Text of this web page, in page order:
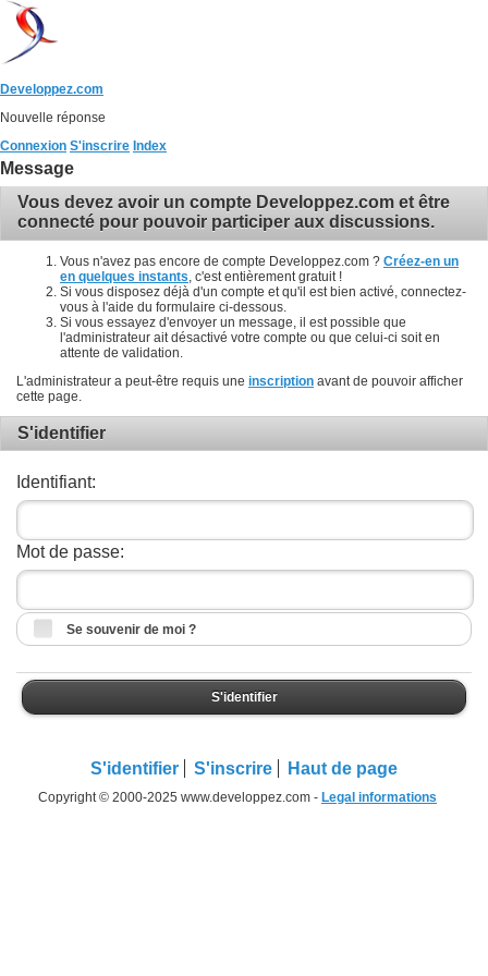
Developpez.com
Nouvelle réponse
Connexion S'inscrire Index
Message
Vous devez avoir un compte Developpez.com et être
connecté pour pouvoir participer aux discussions.
Vous n'avez pas encore de compte Developpez.com ? Créez-en un
en quelques instants , c'est entièrement gratuit !
Si vous disposez déjà d'un compte et qu'il est bien activé, connectez-
vous à l'aide du formulaire ci-dessous.
Si vous essayez d'envoyer un message, il est possible que
l'administrateur ait désactivé votre compte ou que celui-ci soit en
attente de validation.
L'administrateur a peut-être requis une inscription avant de pouvoir afficher
cette page.
S'identifier
Identifiant:
Mot de passe:
Se souvenir de moi ?
S'identifier
S'identifier S'inscrire Haut de page
Copyright © 2000-2025 www.developpez.com - Legal informations